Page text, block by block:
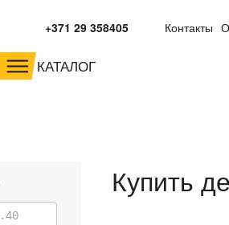
Контакты
+371 29 358405
КАТАЛОГ
Купить